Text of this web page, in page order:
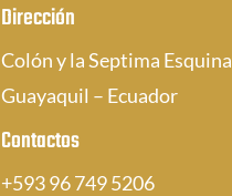
Dirección
Colón y la Septima Esquina
Guayaquil – Ecuador
Contactos
+593 96 749 5206